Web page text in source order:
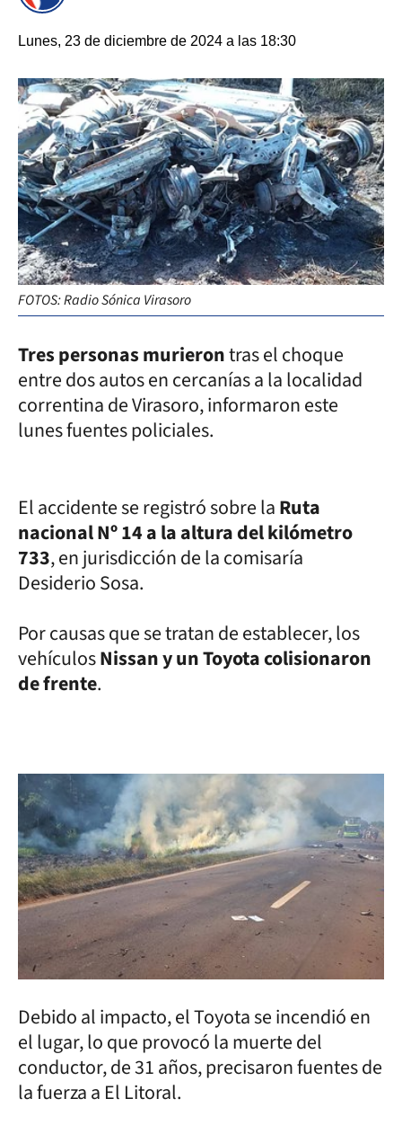
Lunes, 23 de diciembre de 2024 a las 18:30
FOTOS: Radio Sónica Virasoro
Tres personas murierontras el choque
entre dos autos en cercanías a la localidad
correntina de Virasoro, informaron este
lunes fuentes policiales.
El accidente se registró sobre laRuta
nacional Nº 14 a la altura del kilómetro
733, en jurisdicción de la comisaría
Desiderio Sosa.
Por causas que se tratan de establecer, los
vehículosNissan y un Toyota colisionaron
de frente.
Debido al impacto, el Toyota se incendió en
el lugar, lo que provocó la muerte del
conductor, de 31 años, precisaron fuentes de
la fuerza a El Litoral.